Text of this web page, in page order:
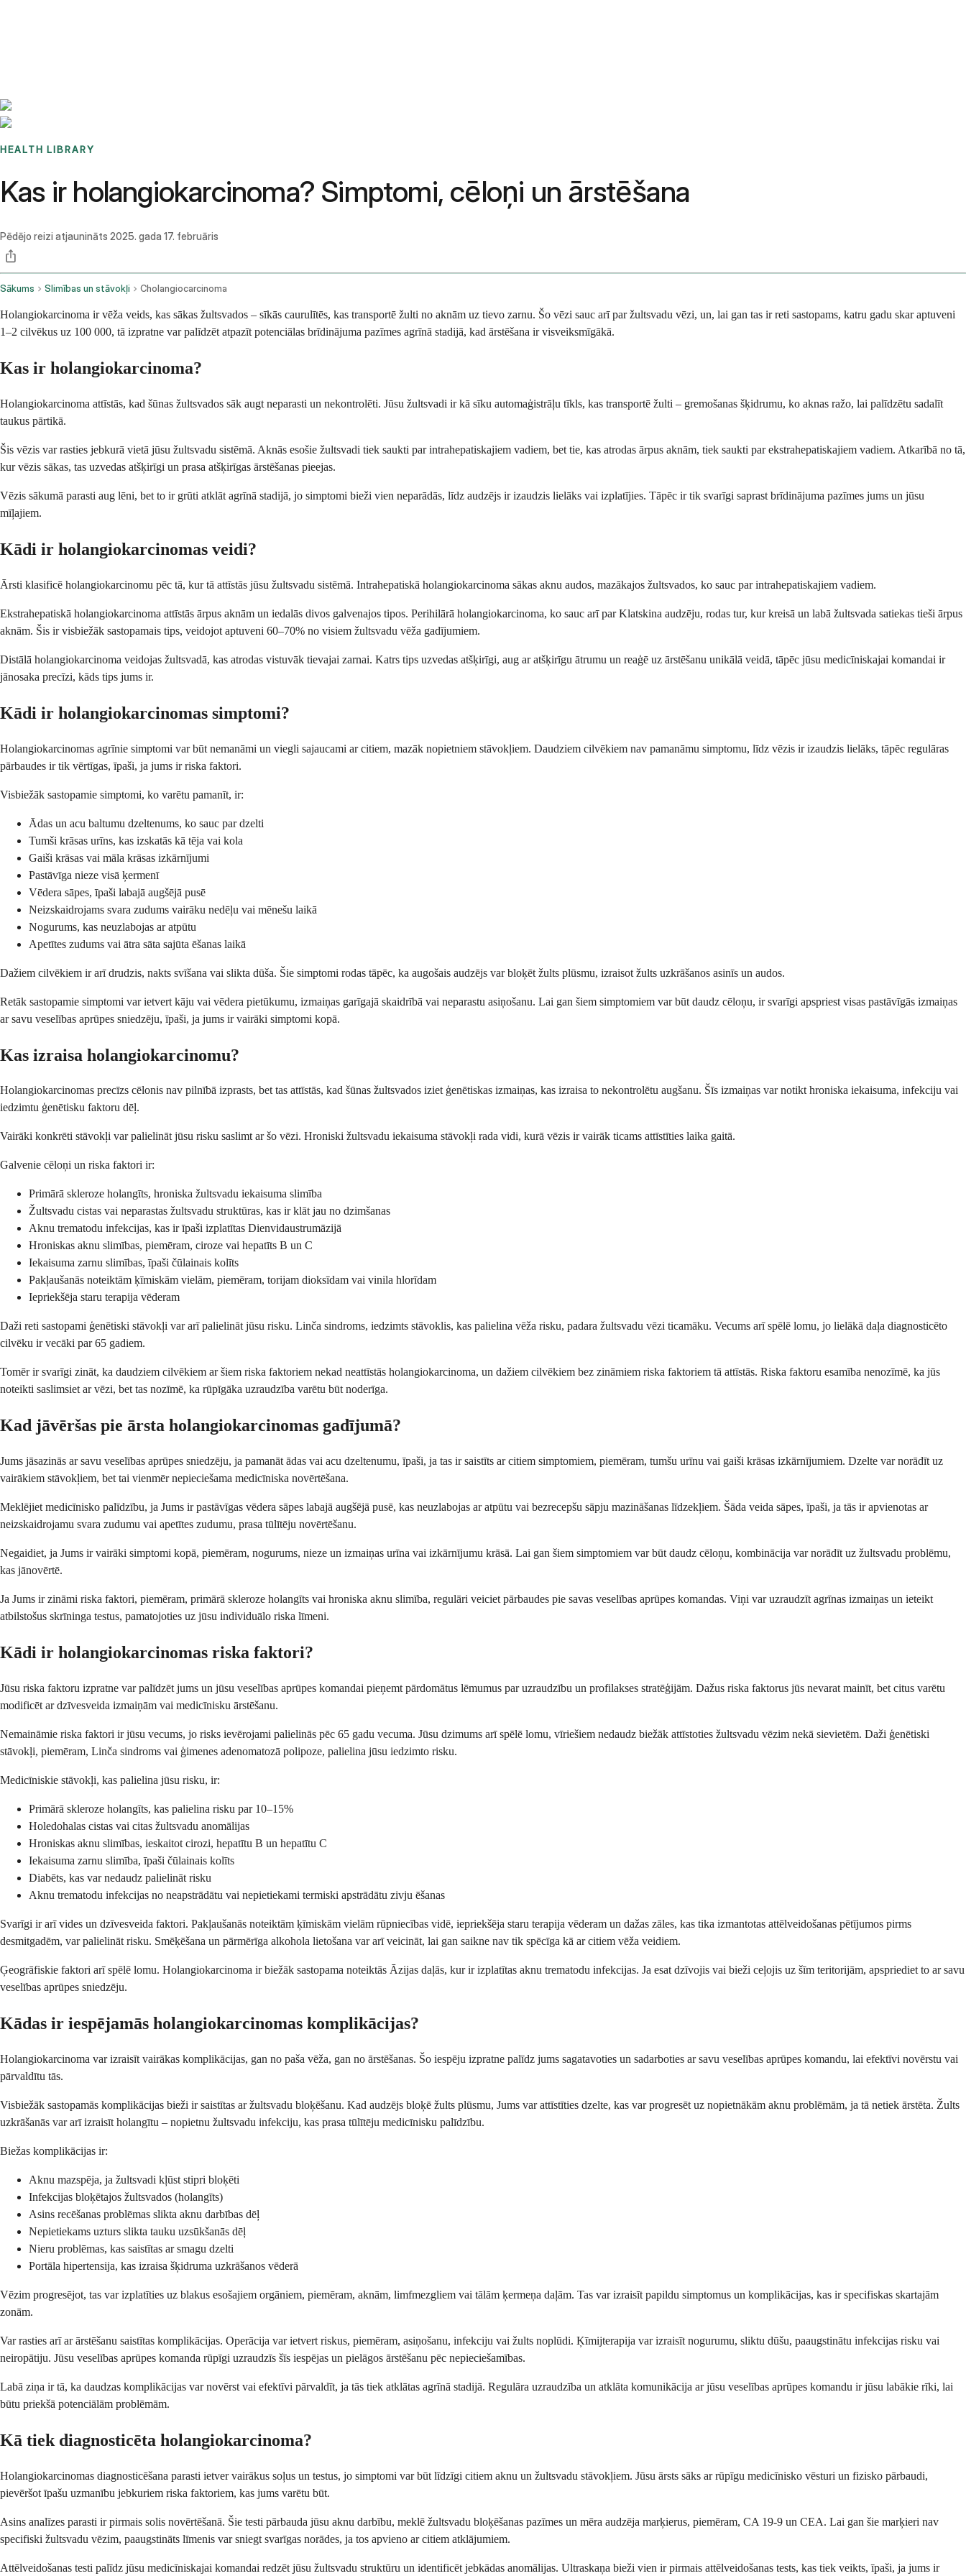
HEALTH LIBRARY
Kas ir holangiokarcinoma? Simptomi, cēloņi un ārstēšana
Pēdējo reizi atjaunināts 2025. gada 17. februāris
Sākums Slimības un stāvokļi Cholangiocarcinoma
Holangiokarcinoma ir vēža veids, kas sākas žultsvados – sīkās caurulītēs, kas transportē žulti no aknām uz tievo zarnu. Šo vēzi sauc arī par žultsvadu vēzi, un, lai gan tas ir reti sastopams, katru gadu skar aptuveni
1–2 cilvēkus uz 100 000, tā izpratne var palīdzēt atpazīt potenciālas brīdinājuma pazīmes agrīnā stadijā, kad ārstēšana ir visveiksmīgākā.
Kas ir holangiokarcinoma?
Holangiokarcinoma attīstās, kad šūnas žultsvados sāk augt neparasti un nekontrolēti. Jūsu žultsvadi ir kā sīku automaģistrāļu tīkls, kas transportē žulti – gremošanas šķidrumu, ko aknas ražo, lai palīdzētu sadalīt
taukus pārtikā.
Šis vēzis var rasties jebkurā vietā jūsu žultsvadu sistēmā. Aknās esošie žultsvadi tiek saukti par intrahepatiskajiem vadiem, bet tie, kas atrodas ārpus aknām, tiek saukti par ekstrahepatiskajiem vadiem. Atkarībā no tā,
kur vēzis sākas, tas uzvedas atšķirīgi un prasa atšķirīgas ārstēšanas pieejas.
Vēzis sākumā parasti aug lēni, bet to ir grūti atklāt agrīnā stadijā, jo simptomi bieži vien neparādās, līdz audzējs ir izaudzis lielāks vai izplatījies. Tāpēc ir tik svarīgi saprast brīdinājuma pazīmes jums un jūsu
mīļajiem.
Kādi ir holangiokarcinomas veidi?
Ārsti klasificē holangiokarcinomu pēc tā, kur tā attīstās jūsu žultsvadu sistēmā. Intrahepatiskā holangiokarcinoma sākas aknu audos, mazākajos žultsvados, ko sauc par intrahepatiskajiem vadiem.
Ekstrahepatiskā holangiokarcinoma attīstās ārpus aknām un iedalās divos galvenajos tipos. Perihilārā holangiokarcinoma, ko sauc arī par Klatskina audzēju, rodas tur, kur kreisā un labā žultsvada satiekas tieši ārpus
aknām. Šis ir visbiežāk sastopamais tips, veidojot aptuveni 60–70% no visiem žultsvadu vēža gadījumiem.
Distālā holangiokarcinoma veidojas žultsvadā, kas atrodas vistuvāk tievajai zarnai. Katrs tips uzvedas atšķirīgi, aug ar atšķirīgu ātrumu un reaģē uz ārstēšanu unikālā veidā, tāpēc jūsu medicīniskajai komandai ir
jānosaka precīzi, kāds tips jums ir.
Kādi ir holangiokarcinomas simptomi?
Holangiokarcinomas agrīnie simptomi var būt nemanāmi un viegli sajaucami ar citiem, mazāk nopietniem stāvokļiem. Daudziem cilvēkiem nav pamanāmu simptomu, līdz vēzis ir izaudzis lielāks, tāpēc regulāras
pārbaudes ir tik vērtīgas, īpaši, ja jums ir riska faktori.
Visbiežāk sastopamie simptomi, ko varētu pamanīt, ir:
Ādas un acu baltumu dzeltenums, ko sauc par dzelti
Tumši krāsas urīns, kas izskatās kā tēja vai kola
Gaiši krāsas vai māla krāsas izkārnījumi
Pastāvīga nieze visā ķermenī
Vēdera sāpes, īpaši labajā augšējā pusē
Neizskaidrojams svara zudums vairāku nedēļu vai mēnešu laikā
Nogurums, kas neuzlabojas ar atpūtu
Apetītes zudums vai ātra sāta sajūta ēšanas laikā
Dažiem cilvēkiem ir arī drudzis, nakts svīšana vai slikta dūša. Šie simptomi rodas tāpēc, ka augošais audzējs var bloķēt žults plūsmu, izraisot žults uzkrāšanos asinīs un audos.
Retāk sastopamie simptomi var ietvert kāju vai vēdera pietūkumu, izmaiņas garīgajā skaidrībā vai neparastu asiņošanu. Lai gan šiem simptomiem var būt daudz cēloņu, ir svarīgi apspriest visas pastāvīgās izmaiņas
ar savu veselības aprūpes sniedzēju, īpaši, ja jums ir vairāki simptomi kopā.
Kas izraisa holangiokarcinomu?
Holangiokarcinomas precīzs cēlonis nav pilnībā izprasts, bet tas attīstās, kad šūnas žultsvados iziet ģenētiskas izmaiņas, kas izraisa to nekontrolētu augšanu. Šīs izmaiņas var notikt hroniska iekaisuma, infekciju vai
iedzimtu ģenētisku faktoru dēļ.
Vairāki konkrēti stāvokļi var palielināt jūsu risku saslimt ar šo vēzi. Hroniski žultsvadu iekaisuma stāvokļi rada vidi, kurā vēzis ir vairāk ticams attīstīties laika gaitā.
Galvenie cēloņi un riska faktori ir:
Primārā skleroze holangīts, hroniska žultsvadu iekaisuma slimība
Žultsvadu cistas vai neparastas žultsvadu struktūras, kas ir klāt jau no dzimšanas
Aknu trematodu infekcijas, kas ir īpaši izplatītas Dienvidaustrumāzijā
Hroniskas aknu slimības, piemēram, ciroze vai hepatīts B un C
Iekaisuma zarnu slimības, īpaši čūlainais kolīts
Pakļaušanās noteiktām ķīmiskām vielām, piemēram, torijam dioksīdam vai vinila hlorīdam
Iepriekšēja staru terapija vēderam
Daži reti sastopami ģenētiski stāvokļi var arī palielināt jūsu risku. Linča sindroms, iedzimts stāvoklis, kas palielina vēža risku, padara žultsvadu vēzi ticamāku. Vecums arī spēlē lomu, jo lielākā daļa diagnosticēto
cilvēku ir vecāki par 65 gadiem.
Tomēr ir svarīgi zināt, ka daudziem cilvēkiem ar šiem riska faktoriem nekad neattīstās holangiokarcinoma, un dažiem cilvēkiem bez zināmiem riska faktoriem tā attīstās. Riska faktoru esamība nenozīmē, ka jūs
noteikti saslimsiet ar vēzi, bet tas nozīmē, ka rūpīgāka uzraudzība varētu būt noderīga.
Kad jāvēršas pie ārsta holangiokarcinomas gadījumā?
Jums jāsazinās ar savu veselības aprūpes sniedzēju, ja pamanāt ādas vai acu dzeltenumu, īpaši, ja tas ir saistīts ar citiem simptomiem, piemēram, tumšu urīnu vai gaiši krāsas izkārnījumiem. Dzelte var norādīt uz
vairākiem stāvokļiem, bet tai vienmēr nepieciešama medicīniska novērtēšana.
Meklējiet medicīnisko palīdzību, ja Jums ir pastāvīgas vēdera sāpes labajā augšējā pusē, kas neuzlabojas ar atpūtu vai bezrecepšu sāpju mazināšanas līdzekļiem. Šāda veida sāpes, īpaši, ja tās ir apvienotas ar
neizskaidrojamu svara zudumu vai apetītes zudumu, prasa tūlītēju novērtēšanu.
Negaidiet, ja Jums ir vairāki simptomi kopā, piemēram, nogurums, nieze un izmaiņas urīna vai izkārnījumu krāsā. Lai gan šiem simptomiem var būt daudz cēloņu, kombinācija var norādīt uz žultsvadu problēmu,
kas jānovērtē.
Ja Jums ir zināmi riska faktori, piemēram, primārā skleroze holangīts vai hroniska aknu slimība, regulāri veiciet pārbaudes pie savas veselības aprūpes komandas. Viņi var uzraudzīt agrīnas izmaiņas un ieteikt
atbilstošus skrīninga testus, pamatojoties uz jūsu individuālo riska līmeni.
Kādi ir holangiokarcinomas riska faktori?
Jūsu riska faktoru izpratne var palīdzēt jums un jūsu veselības aprūpes komandai pieņemt pārdomātus lēmumus par uzraudzību un profilakses stratēģijām. Dažus riska faktorus jūs nevarat mainīt, bet citus varētu
modificēt ar dzīvesveida izmaiņām vai medicīnisku ārstēšanu.
Nemaināmie riska faktori ir jūsu vecums, jo risks ievērojami palielinās pēc 65 gadu vecuma. Jūsu dzimums arī spēlē lomu, vīriešiem nedaudz biežāk attīstoties žultsvadu vēzim nekā sievietēm. Daži ģenētiski
stāvokļi, piemēram, Linča sindroms vai ģimenes adenomatozā polipoze, palielina jūsu iedzimto risku.
Medicīniskie stāvokļi, kas palielina jūsu risku, ir:
Primārā skleroze holangīts, kas palielina risku par 10–15%
Holedohalas cistas vai citas žultsvadu anomālijas
Hroniskas aknu slimības, ieskaitot cirozi, hepatītu B un hepatītu C
Iekaisuma zarnu slimība, īpaši čūlainais kolīts
Diabēts, kas var nedaudz palielināt risku
Aknu trematodu infekcijas no neapstrādātu vai nepietiekami termiski apstrādātu zivju ēšanas
Svarīgi ir arī vides un dzīvesveida faktori. Pakļaušanās noteiktām ķīmiskām vielām rūpniecības vidē, iepriekšēja staru terapija vēderam un dažas zāles, kas tika izmantotas attēlveidošanas pētījumos pirms
desmitgadēm, var palielināt risku. Smēķēšana un pārmērīga alkohola lietošana var arī veicināt, lai gan saikne nav tik spēcīga kā ar citiem vēža veidiem.
Ģeogrāfiskie faktori arī spēlē lomu. Holangiokarcinoma ir biežāk sastopama noteiktās Āzijas daļās, kur ir izplatītas aknu trematodu infekcijas. Ja esat dzīvojis vai bieži ceļojis uz šīm teritorijām, apspriediet to ar savu
veselības aprūpes sniedzēju.
Kādas ir iespējamās holangiokarcinomas komplikācijas?
Holangiokarcinoma var izraisīt vairākas komplikācijas, gan no paša vēža, gan no ārstēšanas. Šo iespēju izpratne palīdz jums sagatavoties un sadarboties ar savu veselības aprūpes komandu, lai efektīvi novērstu vai
pārvaldītu tās.
Visbiežāk sastopamās komplikācijas bieži ir saistītas ar žultsvadu bloķēšanu. Kad audzējs bloķē žults plūsmu, Jums var attīstīties dzelte, kas var progresēt uz nopietnākām aknu problēmām, ja tā netiek ārstēta. Žults
uzkrāšanās var arī izraisīt holangītu – nopietnu žultsvadu infekciju, kas prasa tūlītēju medicīnisku palīdzību.
Biežas komplikācijas ir:
Aknu mazspēja, ja žultsvadi kļūst stipri bloķēti
Infekcijas bloķētajos žultsvados (holangīts)
Asins recēšanas problēmas slikta aknu darbības dēļ
Nepietiekams uzturs slikta tauku uzsūkšanās dēļ
Nieru problēmas, kas saistītas ar smagu dzelti
Portāla hipertensija, kas izraisa šķidruma uzkrāšanos vēderā
Vēzim progresējot, tas var izplatīties uz blakus esošajiem orgāniem, piemēram, aknām, limfmezgliem vai tālām ķermeņa daļām. Tas var izraisīt papildu simptomus un komplikācijas, kas ir specifiskas skartajām
zonām.
Var rasties arī ar ārstēšanu saistītas komplikācijas. Operācija var ietvert riskus, piemēram, asiņošanu, infekciju vai žults noplūdi. Ķīmijterapija var izraisīt nogurumu, sliktu dūšu, paaugstinātu infekcijas risku vai
neiropātiju. Jūsu veselības aprūpes komanda rūpīgi uzraudzīs šīs iespējas un pielāgos ārstēšanu pēc nepieciešamības.
Labā ziņa ir tā, ka daudzas komplikācijas var novērst vai efektīvi pārvaldīt, ja tās tiek atklātas agrīnā stadijā. Regulāra uzraudzība un atklāta komunikācija ar jūsu veselības aprūpes komandu ir jūsu labākie rīki, lai
būtu priekšā potenciālām problēmām.
Kā tiek diagnosticēta holangiokarcinoma?
Holangiokarcinomas diagnosticēšana parasti ietver vairākus soļus un testus, jo simptomi var būt līdzīgi citiem aknu un žultsvadu stāvokļiem. Jūsu ārsts sāks ar rūpīgu medicīnisko vēsturi un fizisko pārbaudi,
pievēršot īpašu uzmanību jebkuriem riska faktoriem, kas jums varētu būt.
Asins analīzes parasti ir pirmais solis novērtēšanā. Šie testi pārbauda jūsu aknu darbību, meklē žultsvadu bloķēšanas pazīmes un mēra audzēja marķierus, piemēram, CA 19-9 un CEA. Lai gan šie marķieri nav
specifiski žultsvadu vēzim, paaugstināts līmenis var sniegt svarīgas norādes, ja tos apvieno ar citiem atklājumiem.
Attēlveidošanas testi palīdz jūsu medicīniskajai komandai redzēt jūsu žultsvadu struktūru un identificēt jebkādas anomālijas. Ultraskaņa bieži vien ir pirmais attēlveidošanas tests, kas tiek veikts, īpaši, ja jums ir